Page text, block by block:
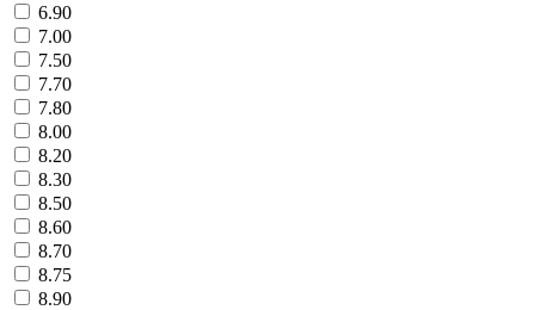
6.90
7.00
7.50
7.70
7.80
8.00
8.20
8.30
8.50
8.60
8.70
8.75
8.90